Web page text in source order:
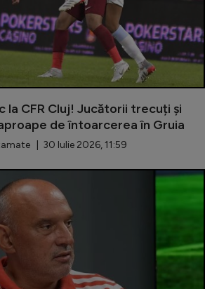
la CFR Cluj! Jucătorii trecuți și
de întoarcerea în Gruia
| 30 Iulie 2026, 11:59